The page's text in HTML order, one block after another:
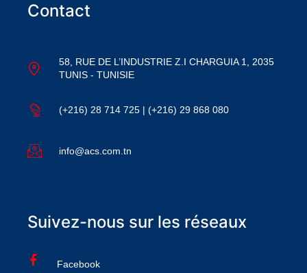
Contact
58, RUE DE L’INDUSTRIE Z.I CHARGUIA 1, 2035
TUNIS - TUNISIE
(+216) 28 714 725 | (+216) 29 868 080
info@acs.com.tn
Suivez-nous sur les réseaux
Facebook